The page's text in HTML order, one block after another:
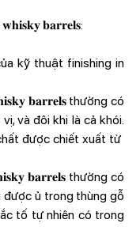
𝐛𝐚𝐫𝐫𝐞𝐥𝐬:
kỹ thuật finishing in
𝐛𝐚𝐫𝐫𝐞𝐥𝐬 thường có
và đôi khi là cả khói.
được chiết xuất từ
𝐛𝐚𝐫𝐫𝐞𝐥𝐬 thường có
được ủ trong thùng gỗ
tố tự nhiên có trong